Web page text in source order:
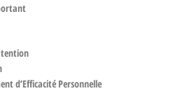
d’Efficacité Personnelle